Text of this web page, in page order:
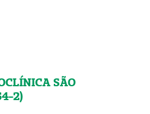
SÃO
2)